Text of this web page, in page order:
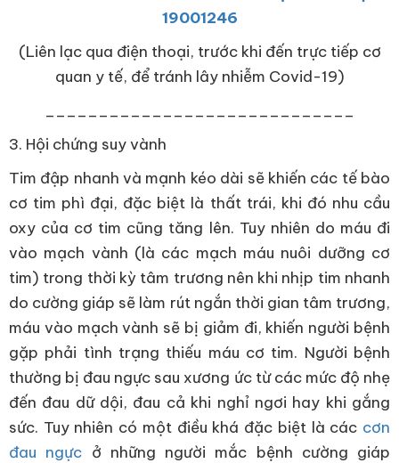
19001246
(Liên lạc qua điện thoại, trước khi đến trực tiếp cơ
quan y tế, để tránh lây nhiễm Covid-19)
3. Hội chứng suy vành
Tim đập nhanh và mạnh kéo dài sẽ khiến các tế bào
cơ tim phì đại, đặc biệt là thất trái, khi đó nhu cầu
oxy của cơ tim cũng tăng lên. Tuy nhiên do máu đi
vào mạch vành (là các mạch máu nuôi dưỡng cơ
tim) trong thời kỳ tâm trương nên khi nhịp tim nhanh
do cường giáp sẽ làm rút ngắn thời gian tâm trương,
máu vào mạch vành sẽ bị giảm đi, khiến người bệnh
gặp phải tình trạng thiếu máu cơ tim. Người bệnh
thường bị đau ngực sau xương ức từ các mức độ nhẹ
đến đau dữ dội, đau cả khi nghỉ ngơi hay khi gắng
sức. Tuy nhiên có một điều khá đặc biệt là các cơn
đau ngực ở những người mắc bệnh cường giáp